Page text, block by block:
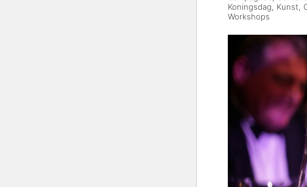
Koningsdag, Kunst,
Workshops